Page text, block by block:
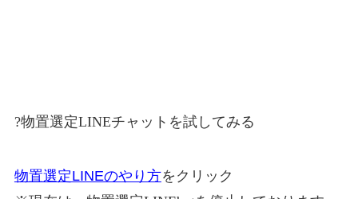
?物置選定LINEチャットを試してみる
物置選定LINEのやり方をクリック